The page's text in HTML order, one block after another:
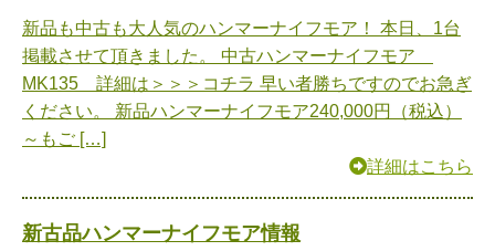
新品も中古も大人気のハンマーナイフモア！ 本日、1台
掲載させて頂きました。 中古ハンマーナイフモア
MK135 詳細は＞＞＞コチラ 早い者勝ちですのでお急ぎ
ください。 新品ハンマーナイフモア240,000円（税込）
～もご […]
詳細はこちら
新古品ハンマーナイフモア情報